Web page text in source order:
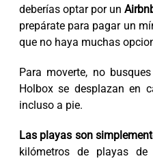
deberías optar por un
prepárate para pagar un
que no haya muchas
Para moverte, no
Holbox se desplazan en
incluso a pie.
Las playas son
kilómetros de playas